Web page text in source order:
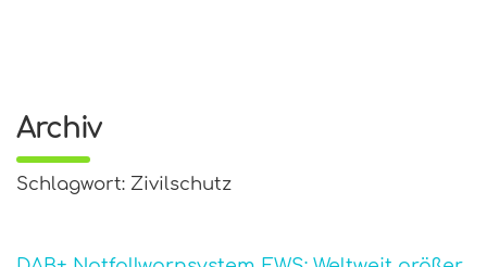
Archiv
Schlagwort: Zivilschutz